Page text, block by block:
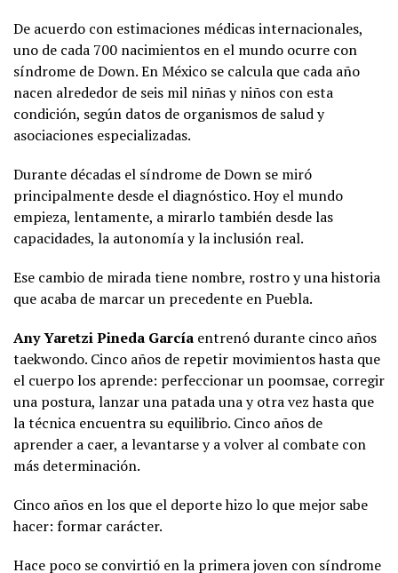
De acuerdo con estimaciones médicas internacionales,
uno de cada 700 nacimientos en el mundo ocurre con
síndrome de Down. En México se calcula que cada año
nacen alrededor de seis mil niñas y niños con esta
condición, según datos de organismos de salud y
asociaciones especializadas.
Durante décadas el síndrome de Down se miró
principalmente desde el diagnóstico. Hoy el mundo
empieza, lentamente, a mirarlo también desde las
capacidades, la autonomía y la inclusión real.
Ese cambio de mirada tiene nombre, rostro y una historia
que acaba de marcar un precedente en Puebla.
Any Yaretzi Pineda García entrenó durante cinco años
taekwondo. Cinco años de repetir movimientos hasta que
el cuerpo los aprende: perfeccionar un poomsae, corregir
una postura, lanzar una patada una y otra vez hasta que
la técnica encuentra su equilibrio. Cinco años de
aprender a caer, a levantarse y a volver al combate con
más determinación.
Cinco años en los que el deporte hizo lo que mejor sabe
hacer: formar carácter.
Hace poco se convirtió en la primera joven con síndrome